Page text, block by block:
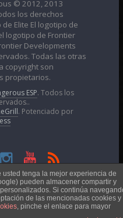
© 2012, 2013
los derechos
Elite El logotipo de
logotipo de Frontier
Developments
Todas las otras
copyright son
propietarios.
ESP. Todos los
. Potenciado por
Licencia Creative Commons
tenga la mejor experiencia de
pueden almacener compartir y
Si continúa
de las mencionadas cookies y
, pinche el enlace para mayor